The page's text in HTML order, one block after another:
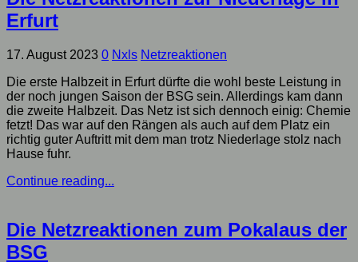
Erfurt
17. August 2023 0 Nxls Netzreaktionen
Die erste Halbzeit in Erfurt dürfte die wohl beste Leistung in
der noch jungen Saison der BSG sein. Allerdings kam dann
die zweite Halbzeit. Das Netz ist sich dennoch einig: Chemie
fetzt! Das war auf den Rängen als auch auf dem Platz ein
richtig guter Auftritt mit dem man trotz Niederlage stolz nach
Hause fuhr.
Continue reading...
Die Netzreaktionen zum Pokalaus der
BSG